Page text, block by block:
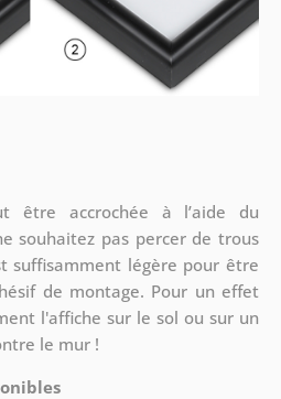
être accrochée à l’aide du
souhaitez pas percer de trous
suffisamment légère pour être
de montage. Pour un effet
l'affiche sur le sol ou sur un
le mur !